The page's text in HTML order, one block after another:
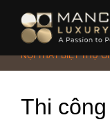
Home/Tin Tức & Sự
NỘI THẤT BIỆT THỰ
Thi